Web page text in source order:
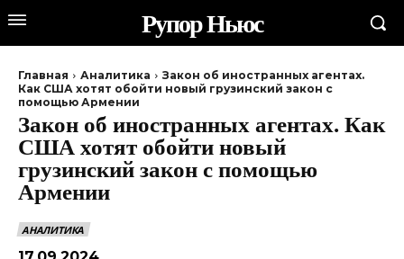
Рупор Ньюс
Главная Аналитика
Закон об иностранных агентах.
Как США хотят обойти новый грузинский закон с
помощью Армении
Закон об иностранных агентах. Как
США хотят обойти новый
грузинский закон с помощью
Армении
АНАЛИТИКА